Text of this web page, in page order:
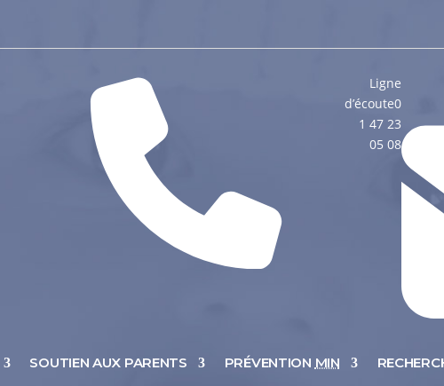
Ligne
d’écoute0
1 47 23
05 08
SOUTIEN AUX PARENTS PRÉVENTION MIN